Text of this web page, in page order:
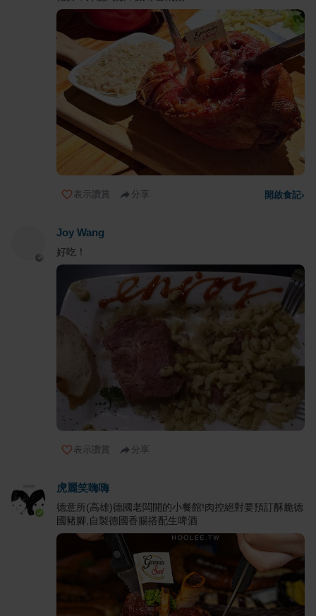
表示讚賞 分享 開啟食記›
Joy Wang
好吃！
表示讚賞 分享
虎麗笑嗨嗨
德意所(高雄)德國老闆開的小餐館!肉控絕對要預訂酥脆德
國豬腳,自製德國香腸搭配生啤酒